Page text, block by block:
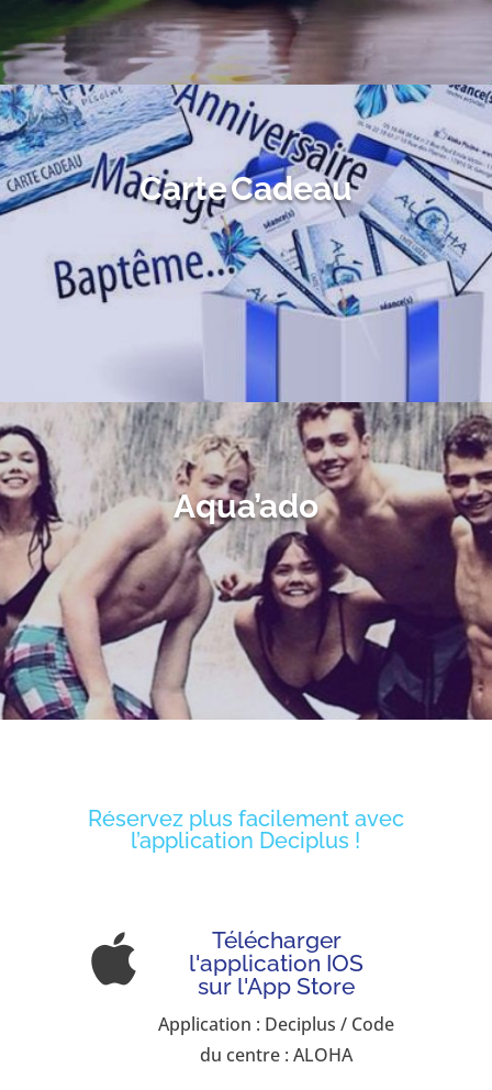
Carte Cadeau
Aqua’ado
Réservez plus facilement avec
l’application Deciplus !

Télécharger
l'application IOS
sur l'App Store
Application : Deciplus / Code
du centre : ALOHA